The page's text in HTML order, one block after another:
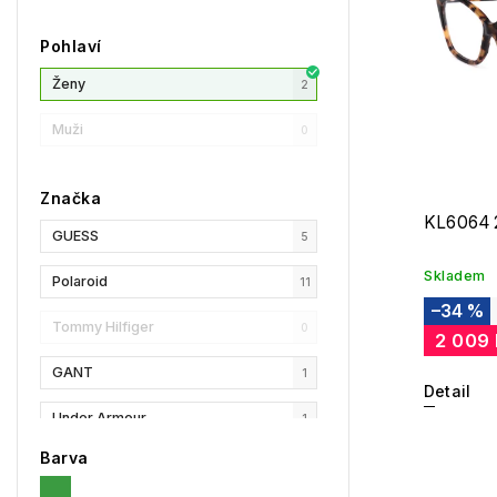
Pohlaví
Ženy 2
Muži 0
Značka
GUESS 5
Polaroid 11
Tommy Hilfiger 0
GANT 1
Under Armour 1
Privé Revaux
Barva
KL6064
Skladem
–34 %
2 009
Detail